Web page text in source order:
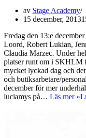
av Stage Academy
15 december, 2013
Fredag den 13:e
Loord, Robert Lukian,
Claudia Marzec. Under
platser runt om i SKHLM
mycket lyckad dag och
och butiksarbetare/
december för mer
luciamys på… Läs mer »